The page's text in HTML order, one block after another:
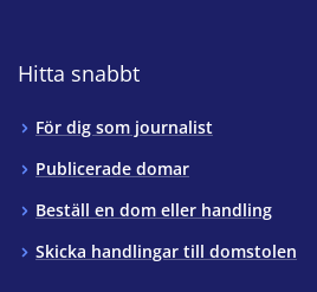
Hitta snabbt
För dig som journalist
Publicerade domar
Beställ en dom eller handling
Skicka handlingar till domstolen